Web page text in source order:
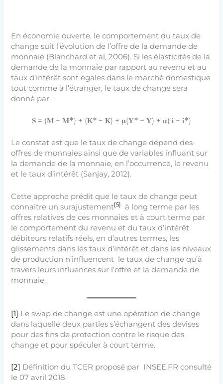
En économie ouverte, le comportement du taux de
change suit l’évolution de l’offre de la demande de
monnaie (Blanchard et al, 2006). Si les élasticités de la
demande de la monnaie par rapport au revenu et au
taux d’intérêt sont égales dans le marché domestique
tout comme à l’étranger, le taux de change sera
donné par :
𝐒 = (𝐌 − 𝐌∗) + (𝐊∗ − 𝐊) + 𝛍(𝐘∗ − 𝐘) + 𝛂( 𝐢 − 𝐢∗)
Le constat est que le taux de change dépend des
offres de monnaies ainsi que de variables influant sur
la demande de la monnaie, en l’occurrence, le revenu
et le taux d’intérêt (Sanjay, 2012).
Cette approche prédit que le taux de change peut
connaitre un surajustement[5]
à long terme par les
offres relatives de ces monnaies et à court terme par
le comportement du revenu et du taux d’intérêt
débiteurs relatifs réels, en d’autres termes, les
glissements dans les taux d’intérêt et dans les niveaux
de production n’influencent le taux de change qu’à
travers leurs influences sur l’offre et la demande de
monnaie.
[1] Le swap de change est une opération de change
dans laquelle deux parties s’échangent des devises
pour des fins de protection contre le risque des
change et pour spéculer à court terme.
[2] Définition du TCER proposé par INSEE.FR consulté
le 07 avril 2018.